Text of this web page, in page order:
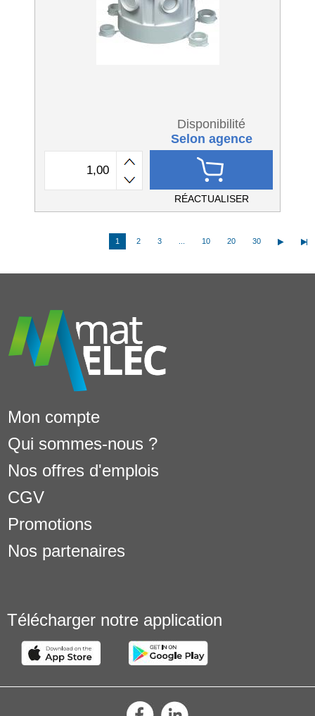
Disponibilité
Selon agence
RÉACTUALISER
1 2 3 10 20 30
Mon compte
Qui sommes-nous ?
Nos offres d'emplois
CGV
Promotions
Nos partenaires
Télécharger notre application